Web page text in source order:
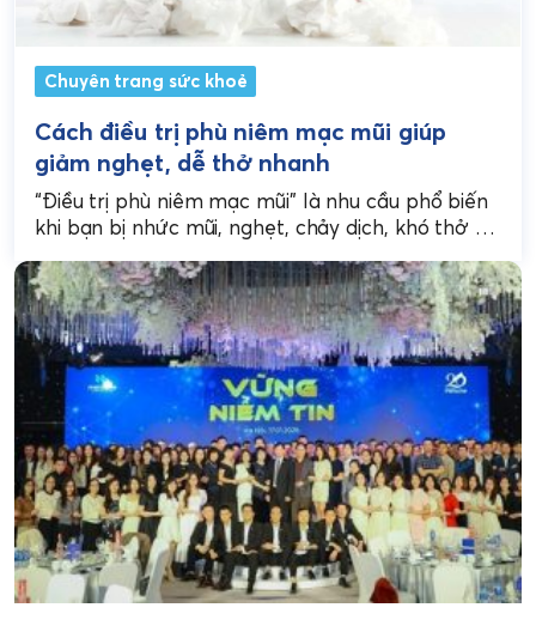
Chuyên trang sức khoẻ
Cách điều trị phù niêm mạc mũi giúp
giảm nghẹt, dễ thở nhanh
“Điều trị phù niêm mạc mũi” là nhu cầu phổ biến
khi bạn bị nhức mũi, nghẹt, chảy dịch, khó thở —